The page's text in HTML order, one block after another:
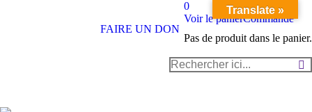
FAIRE UN DON
0
Voir le panierCommande
Pas de produit dans le panier.
Recherche
:
Translate »